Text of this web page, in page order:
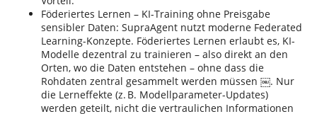
Föderiertes Lernen – KI-Training ohne Preisgabe
sensibler Daten: SupraAgent nutzt moderne Federated
Learning-Konzepte. Föderiertes Lernen erlaubt es, KI-
Modelle dezentral zu trainieren – also direkt an den
Orten, wo die Daten entstehen – ohne dass die
Rohdaten zentral gesammelt werden müssen ￼. Nur
die Lerneffekte (z. B. Modellparameter-Updates)
werden geteilt, nicht die vertraulichen Informationen